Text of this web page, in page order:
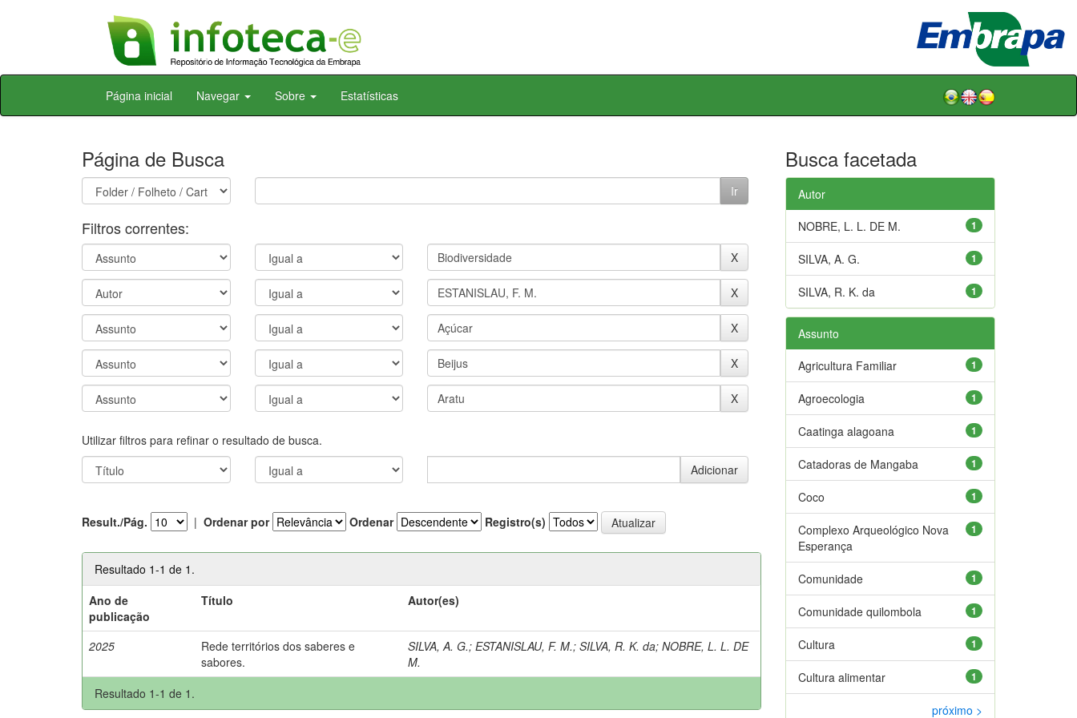
Skip
Página inicial Navegar Sobre Estatísticas
Página de Busca
Filtros correntes:
Utilizar filtros para refinar o resultado de busca.
Result./Pág. | Ordenar por Ordenar Registro(s)
Resultado 1-1 de 1.
Ano de
publicação
Título Autor(es)
2025
Rede territórios dos saberes e
sabores.
SILVA, A. G.;ESTANISLAU, F. M.;SILVA, R. K. da;NOBRE, L. L. DE
M.
Resultado 1-1 de 1.
Busca facetada
Autor
1
NOBRE, L. L. DE M.
1
SILVA, A. G.
1
SILVA, R. K. da
Assunto
1
Agricultura Familiar
1
Agroecologia
1
Caatinga alagoana
1
Catadoras de Mangaba
1
Coco
1
Complexo Arqueológico Nova
Esperança
1
Comunidade
1
Comunidade quilombola
1
Cultura
1
Cultura alimentar
próximo >